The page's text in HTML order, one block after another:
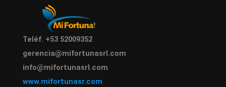
Teléf. +53 52009352
gerencia@mifortunasrl.com
info@mifortunasrl.com
www.mifortunasr.com